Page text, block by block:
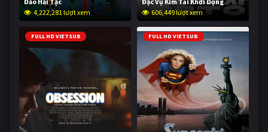
4,222,281 lượt xem
606,449 lượt xem
FULL HD VIETSUB FULL HD VIETSUB